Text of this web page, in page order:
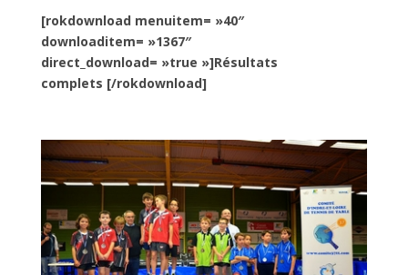
[rokdownload menuitem= »40″
downloaditem= »1367″
direct_download= »true »]Résultats
complets [/rokdownload]